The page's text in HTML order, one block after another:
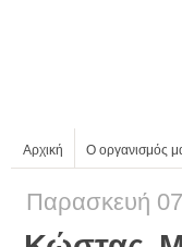
Αρχική Ο οργανισμός
Παρασκευή